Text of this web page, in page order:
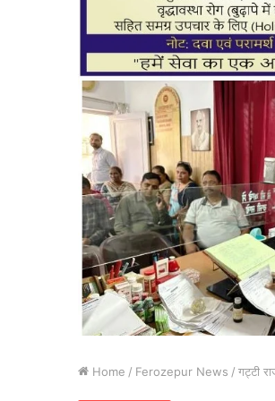
Home / Ferozepur News / गट्टी